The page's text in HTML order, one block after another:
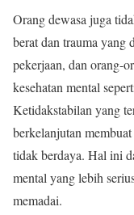
Orang dewasa juga
berat dan trauma yang
pekerjaan, dan orang-
kesehatan mental
Ketidakstabilan yang
berkelanjutan
tidak berdaya. Hal ini
mental yang lebih
memadai.